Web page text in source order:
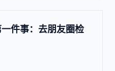
件事：去朋友圈检